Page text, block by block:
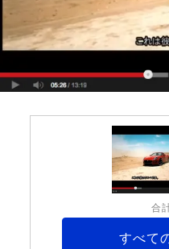
合
すべて